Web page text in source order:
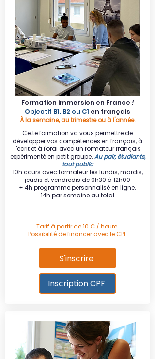
Formation immersion en France !
Objectif B1, B2 ou C1 en français
À la semaine, au trimestre ou à l'année.​
Cette formation va vous permettre de
développer vos compétences en français, à
l'écrit et à l'oral avec un formateur français
expérimenté en petit groupe. Au pair, étudiants,
tout public
10h cours avec formateur les lundis, mardis,
jeudis et vendredis de 9h30 à 12h00
+ 4h programme personnalisé en ligne.
14h par semaine au total
Tarif à partir de 10 € / heure
Possibilité de financer avec le CPF
S'inscrire
Inscription CPF